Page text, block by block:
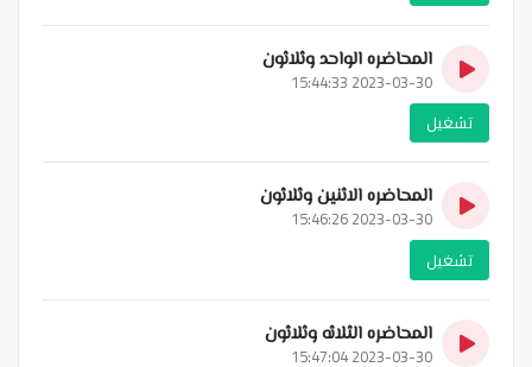
المحاضره الواحد وثلاثون
2023-03-30 15:44:33
تشغيل
المحاضره الاثنين وثلاثون
2023-03-30 15:46:26
تشغيل
المحاضره الثلاثه وثلاثون
2023-03-30 15:47:04